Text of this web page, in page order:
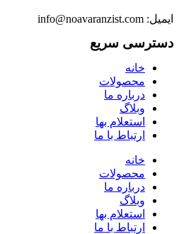
ایمیل: info@noavaranzist.com
دسترسی سریع
خانه
محصولات
درباره ما
وبلاگ
استعلام بها
ارتباط با ما
خانه
محصولات
درباره ما
وبلاگ
استعلام بها
ارتباط با ما